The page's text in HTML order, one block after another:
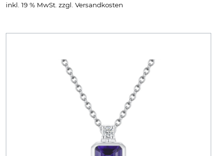
inkl. 19 % MwSt. zzgl. Versandkosten